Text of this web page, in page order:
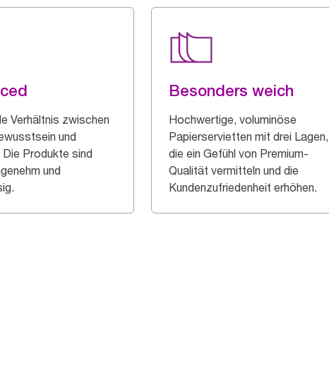
Verhältnis zwischen
und
Die Produkte sind
und
Besonders weich
Hochwertige, voluminöse
Papierservietten mit drei Lagen,
die ein Gefühl von Premium-
Qualität vermitteln und die
Kundenzufriedenheit erhöhen.